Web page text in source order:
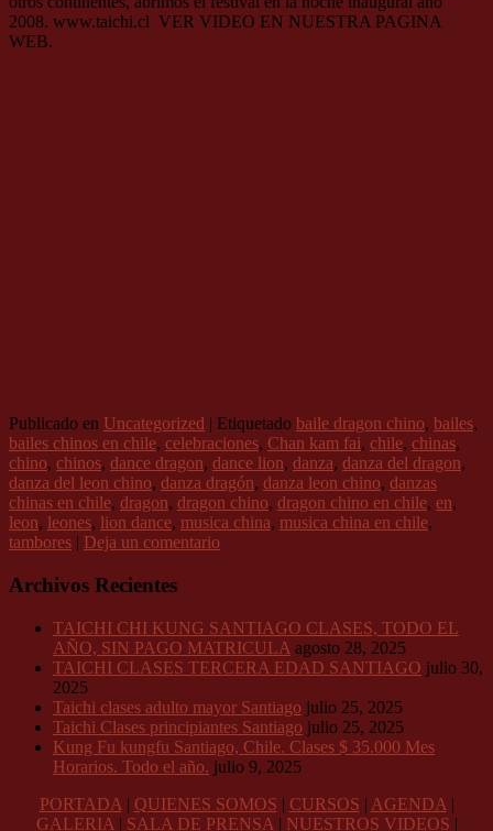
2008. www.taichi.cl VER VIDEO EN NUESTRA PAGINA
WEB.
Publicado en Uncategorized | Etiquetado baile dragon chino, bailes,
bailes chinos en chile, celebraciones, Chan kam fai, chile, chinas,
chino, chinos, dance dragon, dance lion, danza, danza del dragon,
danza del leon chino, danza dragón, danza leon chino, danzas
chinas en chile, dragon, dragon chino, dragon chino en chile, en,
leon, leones, lion dance, musica china, musica china en chile,
tambores | Deja un comentario
Archivos Recientes
TAICHI CHI KUNG SANTIAGO CLASES, TODO EL
AÑO, SIN PAGO MATRICULA agosto 28, 2025
TAICHI CLASES TERCERA EDAD SANTIAGO julio 30,
2025
Taichi clases adulto mayor Santiago julio 25, 2025
Taichi Clases principiantes Santiago julio 25, 2025
Kung Fu kungfu Santiago, Chile. Clases $ 35.000 Mes
Horarios. Todo el año. julio 9, 2025
PORTADA | QUIENES SOMOS | CURSOS | AGENDA |
GALERIA | SALA DE PRENSA | NUESTROS VIDEOS |